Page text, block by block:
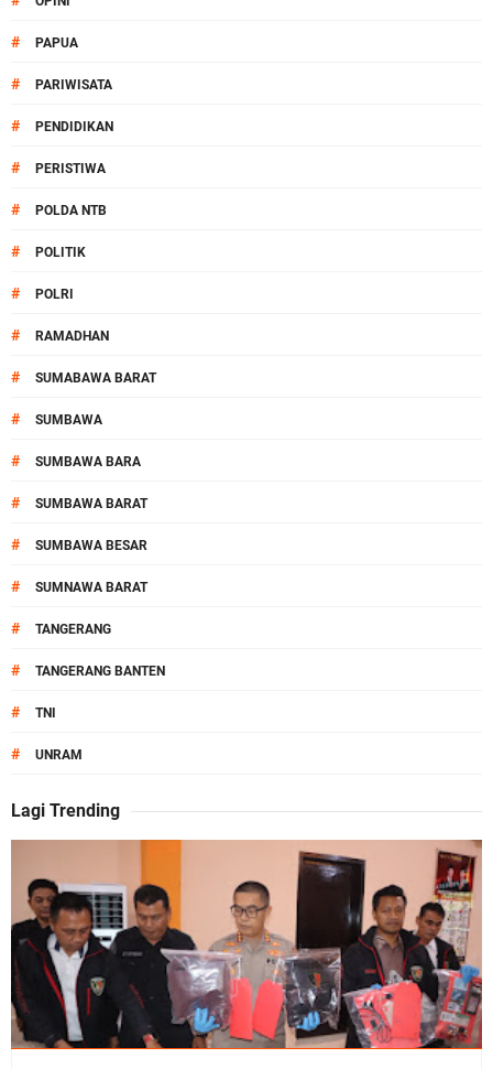
# PAPUA
# PARIWISATA
# PENDIDIKAN
# PERISTIWA
# POLDA NTB
# POLITIK
# POLRI
# RAMADHAN
# SUMABAWA BARAT
# SUMBAWA
# SUMBAWA BARA
# SUMBAWA BARAT
# SUMBAWA BESAR
# SUMNAWA BARAT
# TANGERANG
# TANGERANG BANTEN
# TNI
# UNRAM
Lagi Trending